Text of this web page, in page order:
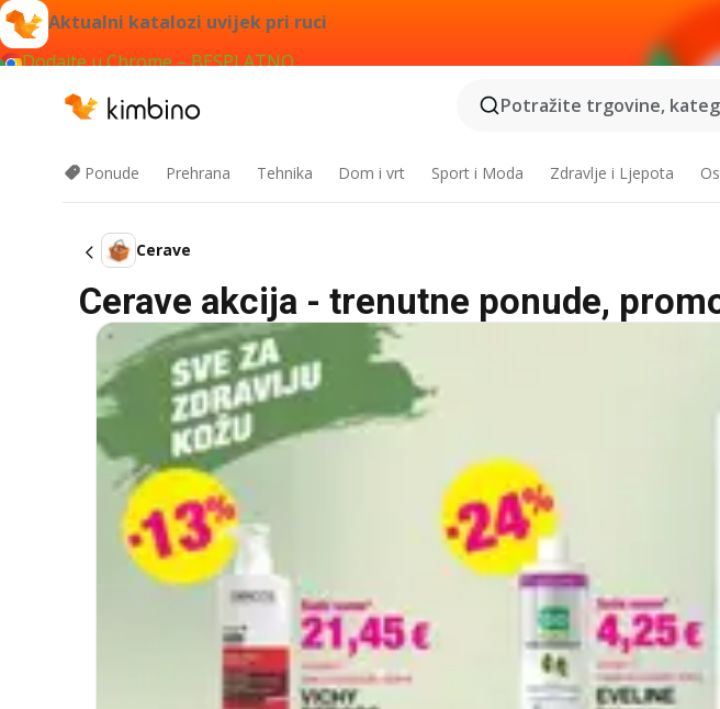
Aktualni katalozi uvijek pri ruci
Dodajte u Chrome – BESPLATNO
Potražite trgovine,
Ponude Prehrana Tehnika Dom i vrt Sport i Moda Zdravlje i Ljepota
Cerave
Cerave akcija - trenutne ponude,